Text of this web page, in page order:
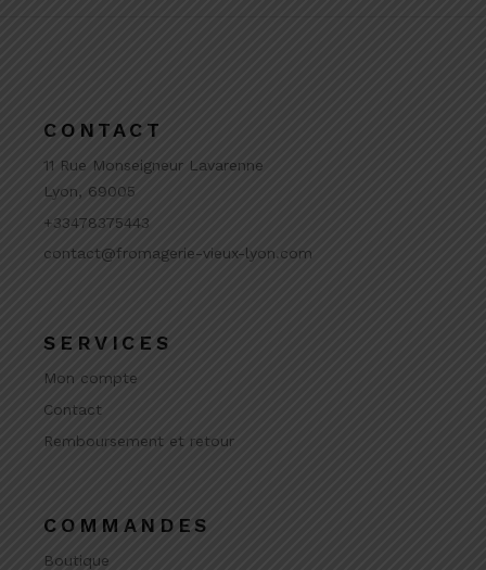
CONTACT
11 Rue Monseigneur Lavarenne
Lyon, 69005
+33478375443
contact@fromagerie-vieux-lyon.com
SERVICES
Mon compte
Contact
Remboursement et retour
COMMANDES
Boutique